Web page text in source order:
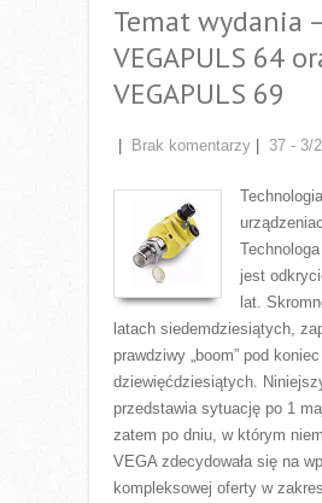
Temat wydania –
VEGAPULS 64
VEGAPULS 69
Brak komentarzy 37 - 3/
jest
lat.
latach siedemdziesiątych,
prawdziwy „boom” pod
dziewięćdziesiątych.
przedstawia sytuację po 1
zatem po dniu, w którym
VEGA zdecydowała się na
kompleksowej oferty w